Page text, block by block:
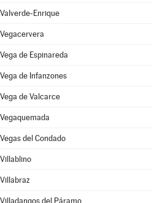
Valverde-Enrique
Vegacervera
Vega de Espinareda
Vega de Infanzones
Vega de Valcarce
Vegaquemada
Vegas del Condado
Villablino
Villabraz
Villadangos del Páramo